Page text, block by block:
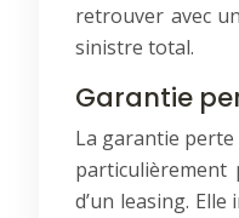
retrouver avec
sinistre total.
Garantie
La garantie
particulièrement
d’un leasing.